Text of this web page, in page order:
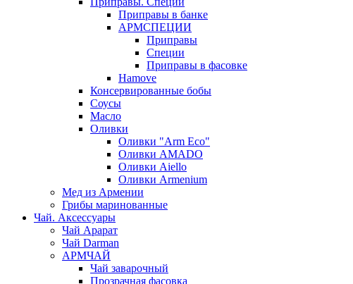
Приправы в банке
АРМСПЕЦИИ
Приправы
Специи
Приправы в фасовке
Hamove
Консервированные бобы
Соусы
Масло
Оливки
Оливки "Arm Eco"
Оливки AMADO
Оливки Aiello
Оливки Armenium
Мед из Армении
Грибы маринованные
Чай. Аксессуары
Чай Арарат
Чай Darman
АРМЧАЙ
Чай заварочный
Прозрачная фасовка